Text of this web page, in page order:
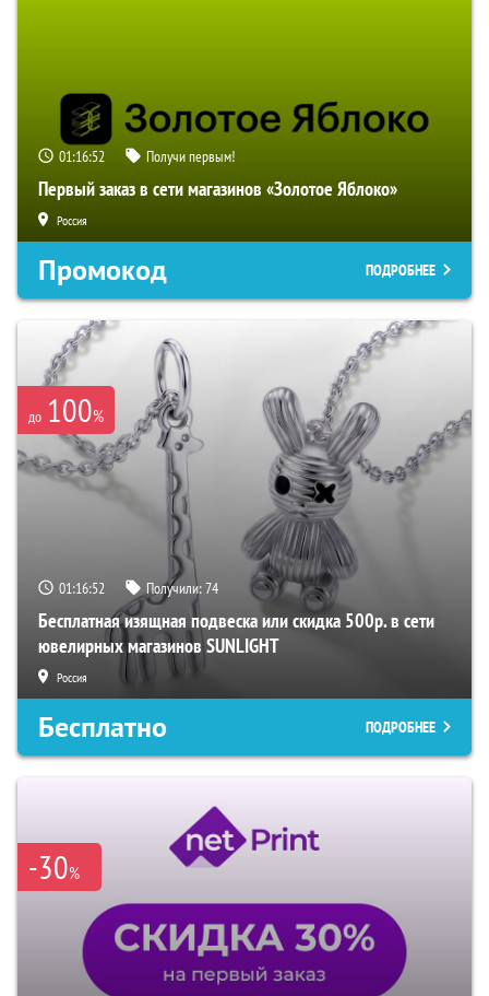
01:16:51 Получи первым!
Первый заказ в сети магазинов «Золотое Яблоко»
Россия
Промокод ПОДРОБНЕЕ
до 100%
01:16:51 Получили:74
Бесплатная изящная подвеска или скидка 500р. в сети
ювелирных магазинов SUNLIGHT
Россия
Бесплатно ПОДРОБНЕЕ
-30%